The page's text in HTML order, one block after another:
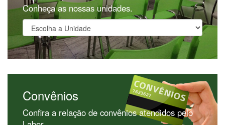
Conheça as nossas unidades.
Convênios
Confira a relação de convênios atendidos pelo